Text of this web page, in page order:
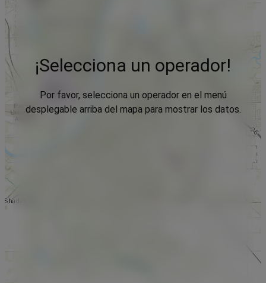
¡Selecciona un operador!
Por favor, selecciona un operador en el menú
desplegable arriba del mapa para mostrar los datos.